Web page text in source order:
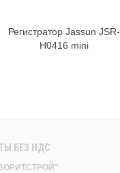
В корзину
Регистратор Jassun JSR-
H0416 mini
БЕЗ НДС